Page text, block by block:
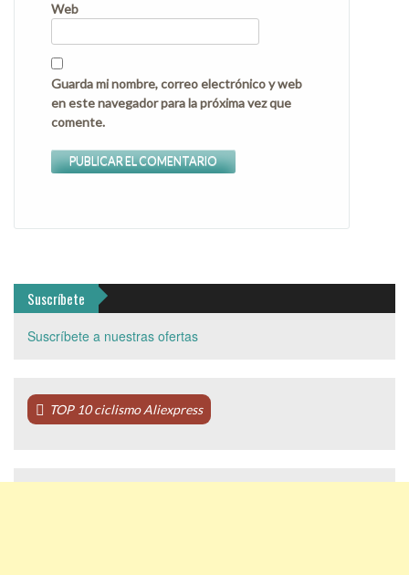
Web
Guarda mi nombre, correo electrónico y web
en este navegador para la próxima vez que
comente.
Suscríbete
Suscríbete a nuestras ofertas
TOP 10 ciclismo Aliexpress